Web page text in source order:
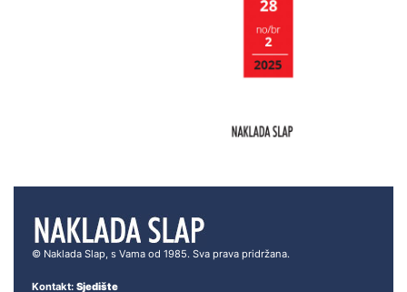
© Naklada Slap, s Vama od 1985. Sva prava pridržana.
Kontakt: Sjedište